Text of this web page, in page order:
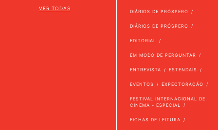
VER TODAS
DIÁRIOS DE PRÓSPERO
DIÁRIOS DE PRÓSPERO
EDITORIAL
EM MODO DE PERGUNTAR
ENTREVISTA ESTENDAIS
EVENTOS EXPECTORAÇÃO
FESTIVAL INTERNACIONAL DE
CINEMA - ESPECIAL
FICHAS DE LEITURA